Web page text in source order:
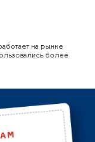
на рынке
более